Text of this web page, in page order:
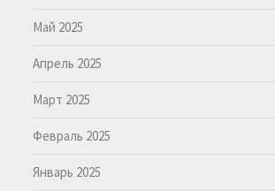
Май 2025
Апрель 2025
Март 2025
Февраль 2025
Январь 2025